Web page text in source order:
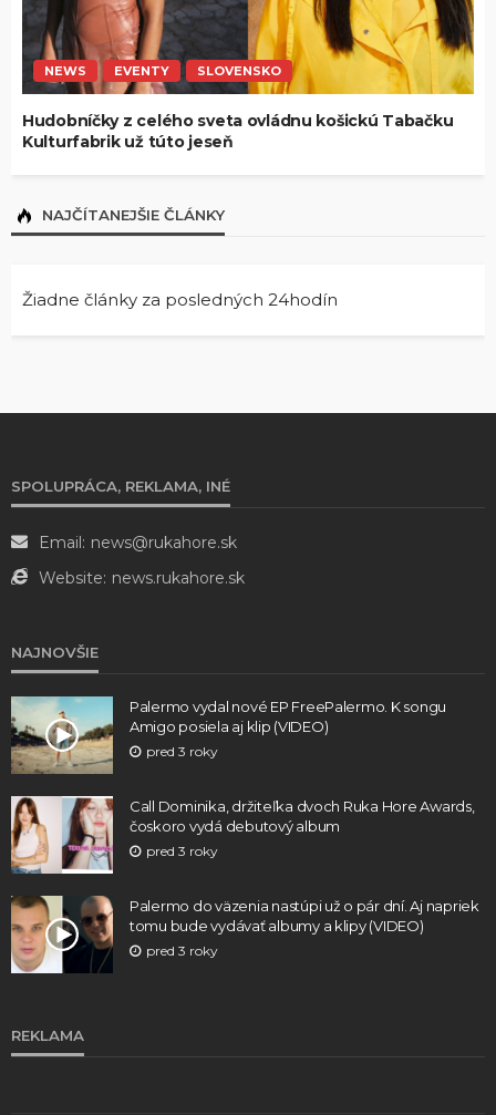
NEWS EVENTY SLOVENSKO
Hudobníčky z celého sveta ovládnu košickú Tabačku
Kulturfabrik už túto jeseň
NAJČÍTANEJŠIE ČLÁNKY
Žiadne články za posledných 24hodín
SPOLUPRÁCA, REKLAMA, INÉ
Email: news@rukahore.sk
Website: news.rukahore.sk
NAJNOVŠIE
Palermo vydal nové EP FreePalermo. K songu
Amigo posiela aj klip (VIDEO)
pred 3 roky
Call Dominika, držiteľka dvoch Ruka Hore Awards,
čoskoro vydá debutový album
pred 3 roky
Palermo do väzenia nastúpi už o pár dní. Aj napriek
tomu bude vydávať albumy a klipy (VIDEO)
pred 3 roky
REKLAMA